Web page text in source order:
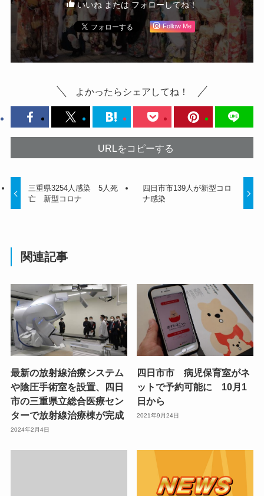
いいね または フォローしてね！
Follow Me
よかったらシェアしてね！
URLをコピーする
三重県3254人感染 5人死
亡 新型コロナ
四日市市139人が新型コロ
ナ感染
関連記事
最新の放射線治療システム
や陰圧手術室を設置、四日
市の三重県立総合医療セン
ターで放射線治療棟が完成
2024年2月4日
四日市市 病児保育室がネ
ットで予約可能に 10月1
日から
2021年9月24日